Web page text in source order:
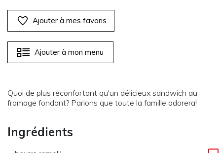
Ajouter à mes favoris
Ajouter à mon menu
Quoi de plus réconfortant qu'un délicieux sandwich au
fromage fondant? Parions que toute la famille adorera!
Ingrédients